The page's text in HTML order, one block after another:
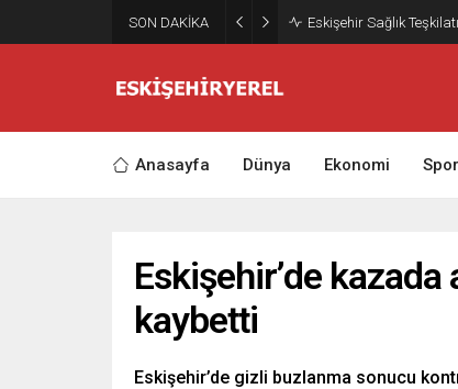
SON DAKİKA Eskişehir Sağlık
Anasayfa Dünya Ekonomi Spor
Eskişehir’de kazada
kaybetti
Eskişehir’de gizli buzlanma sonucu